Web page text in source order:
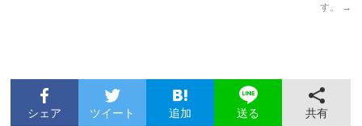
す。
→
シェア ツイート 追加 送る 共有